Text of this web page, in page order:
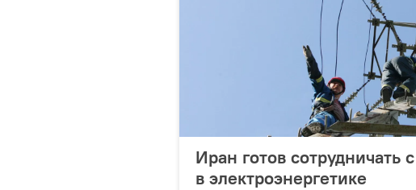
Иран готов
в электроэнергетике